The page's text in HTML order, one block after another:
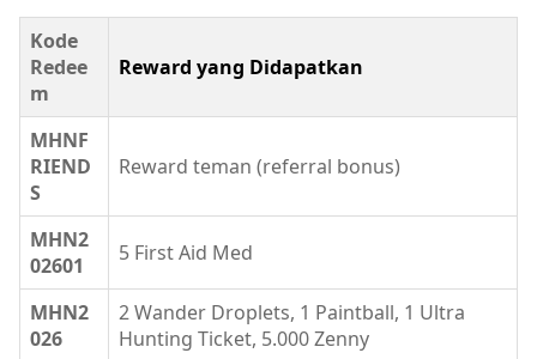
Kode
Redee
m
Reward yang Didapatkan
MHNF
RIEND
S
Reward teman (referral bonus)
MHN2
02601
5 First Aid Med
MHN2
026
2 Wander Droplets, 1 Paintball, 1 Ultra
Hunting Ticket, 5.000 Zenny